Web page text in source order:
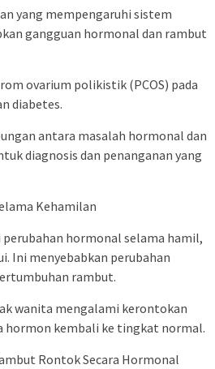
yang mempengaruhi sistem
gangguan hormonal dan rambut
ovarium polikistik (PCOS) pada
diabetes.
antara masalah hormonal dan
diagnosis dan penanganan yang
Kehamilan
hormonal selama hamil,
Ini menyebabkan perubahan
rambut.
wanita mengalami kerontokan
hormon kembali ke tingkat normal.
Rontok Secara Hormonal